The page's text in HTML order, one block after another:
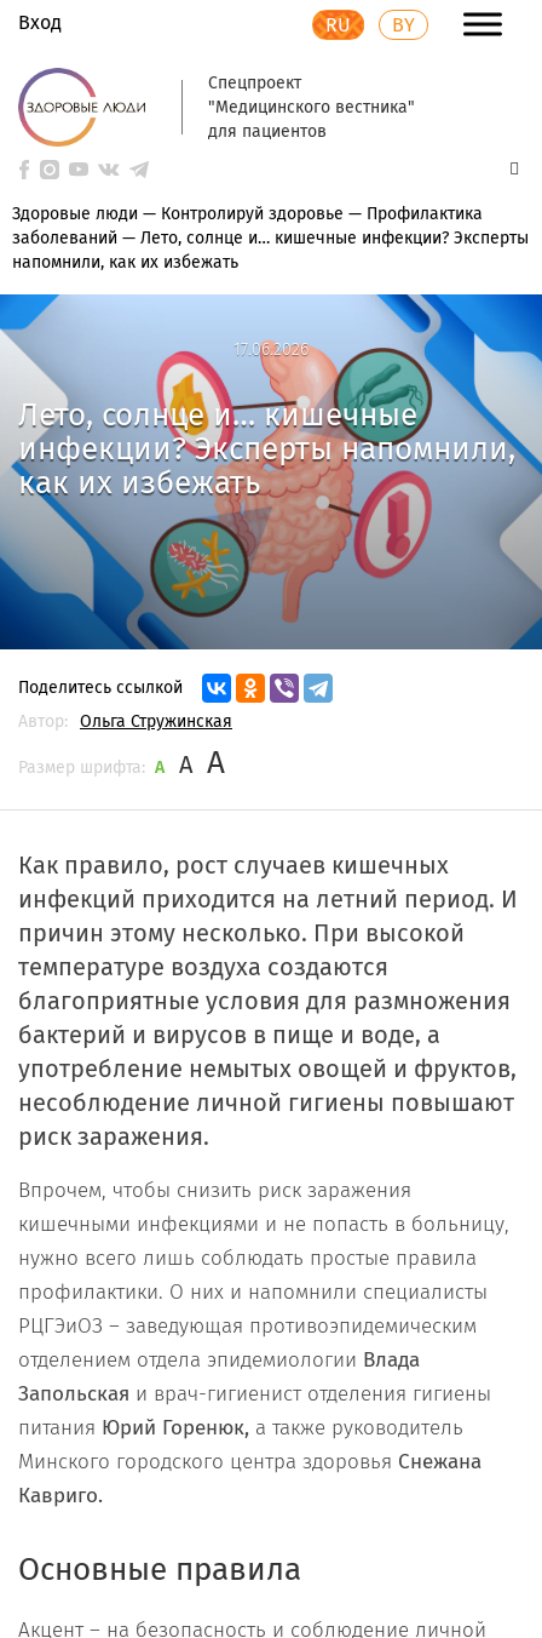
Вход RU BY
Спецпроект
"Медицинского вестника"
для пациентов
Здоровые люди — Контролируй здоровье — Профилактика
заболеваний — Лето, солнце и… кишечные инфекции? Эксперты
напомнили, как их избежать
17.06.2026
17.06.2026
Лето, солнце и… кишечные
инфекции? Эксперты напомнили,
как их избежать
Поделитесь ссылкой
Автор:
Ольга Стружинская
Размер шрифта: A A A
Как правило, рост случаев кишечных
инфекций приходится на летний период. И
причин этому несколько. При высокой
температуре воздуха создаются
благоприятные условия для размножения
бактерий и вирусов в пище и воде, а
употребление немытых овощей и фруктов,
несоблюдение личной гигиены повышают
риск заражения.
Впрочем, чтобы снизить риск заражения
кишечными инфекциями и не попасть в больницу,
нужно всего лишь соблюдать простые правила
профилактики. О них и напомнили специалисты
РЦГЭиОЗ – заведующая противоэпидемическим
отделением отдела эпидемиологии Влада
Запольская и врач-гигиенист отделения гигиены
питания Юрий Горенюк, а также руководитель
Минского городского центра здоровья Снежана
Кавриго.
Основные правила
Акцент – на безопасность и соблюдение личной